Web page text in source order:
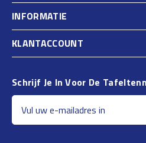
INFORMATIE
KLANTACCOUNT
Schrijf Je In Voor De